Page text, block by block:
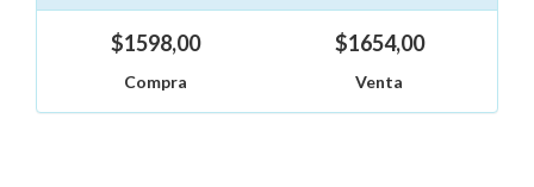
$1598,00
Compra
$1654,00
Venta